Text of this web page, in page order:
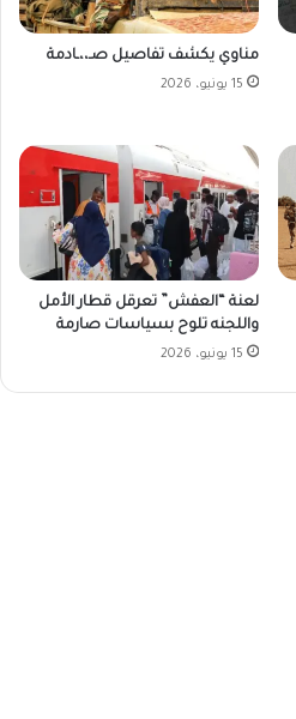
مناوي يكشف تفاصيل صـ،،ـادمة
15 يونيو، 2026
لعنة “العفش” تعرقل قطار الأمل
واللجنه تلوح بسياسات صارمة
15 يونيو، 2026